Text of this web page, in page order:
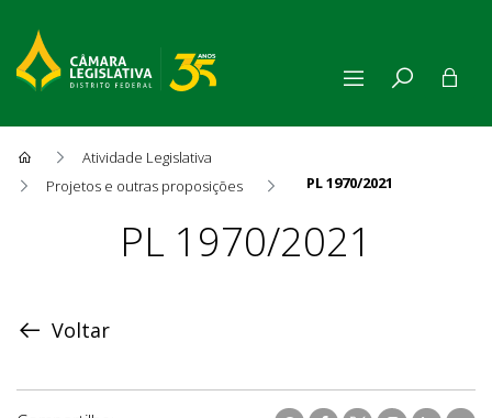
Atividade Legislativa
Projetos e outras proposições
PL 1970/2021
ProposiçãoPL 1970/2021
Voltar